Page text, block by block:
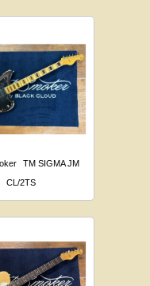
TM SIGMA JM
CL/2TS